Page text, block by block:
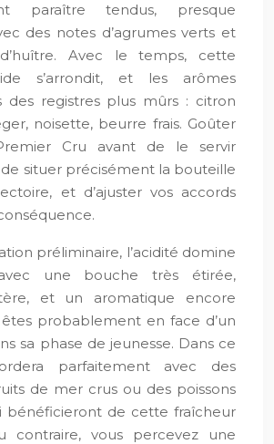
paraître tendus, presque
des notes d’agrumes verts et
Avec le temps, cette
s’arrondit, et les arômes
des registres plus mûrs : citron
noisette, beurre frais. Goûter
Cru avant de le servir
situer précisément la bouteille
et d’ajuster vos accords
préliminaire, l’acidité domine
une bouche très étirée,
et un aromatique encore
êtes probablement en face d’un
sa phase de jeunesse. Dans ce
parfaitement avec des
de mer crus ou des poissons
bénéficieront de cette fraîcheur
contraire, vous percevez une